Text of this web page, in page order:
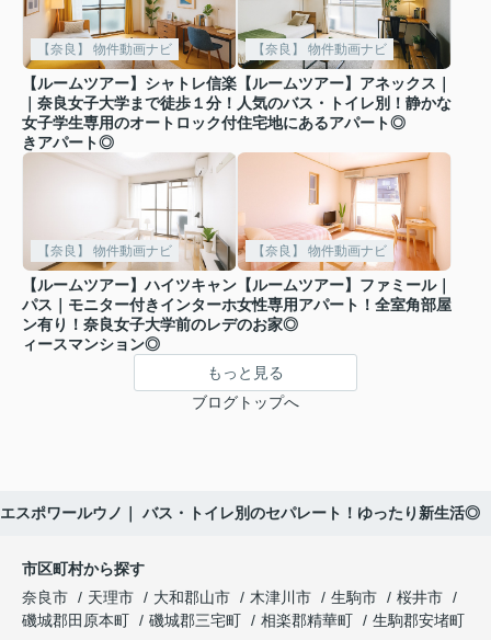
【奈良】 物件動画ナビ
【ルームツアー】シャトレ信楽
｜奈良女子大学まで徒歩１分！
女子学生専用のオートロック付
きアパート◎
【奈良】 物件動画ナビ
【ルームツアー】アネックス｜
人気のバス・トイレ別！静かな
住宅地にあるアパート◎
【奈良】 物件動画ナビ
【ルームツアー】ハイツキャン
パス｜モニター付きインターホ
ン有り！奈良女子大学前のレデ
ィースマンション◎
【奈良】 物件動画ナビ
【ルームツアー】ファミール｜
女性専用アパート！全室角部屋
のお家◎
もっと見る
ブログトップへ
スポワールウノ｜ バス・トイレ別のセパレート！ゆったり新生活◎
市区町村から探す
奈良市
天理市 大和郡山市 木津川市 生駒市
桜井市
磯城郡田原本町
磯城郡三宅町 相楽郡精華町
生駒郡安堵町